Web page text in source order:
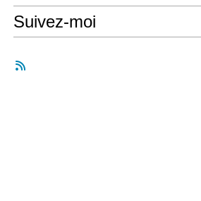
Suivez-moi